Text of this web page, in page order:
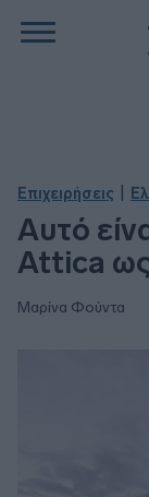
Επιχειρήσεις
Αυτό
Attica
Μαρίνα Φούντα